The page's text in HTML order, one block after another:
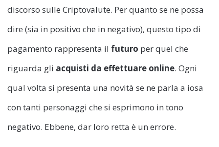
discorso sulle Criptovalute. Per quanto se ne possa
dire (sia in positivo che in negativo), questo tipo di
pagamento rappresenta il futuro per quel che
riguarda gli acquisti da effettuare online. Ogni
qual volta si presenta una novità se ne parla a iosa
con tanti personaggi che si esprimono in tono
negativo. Ebbene, dar loro retta è un errore.